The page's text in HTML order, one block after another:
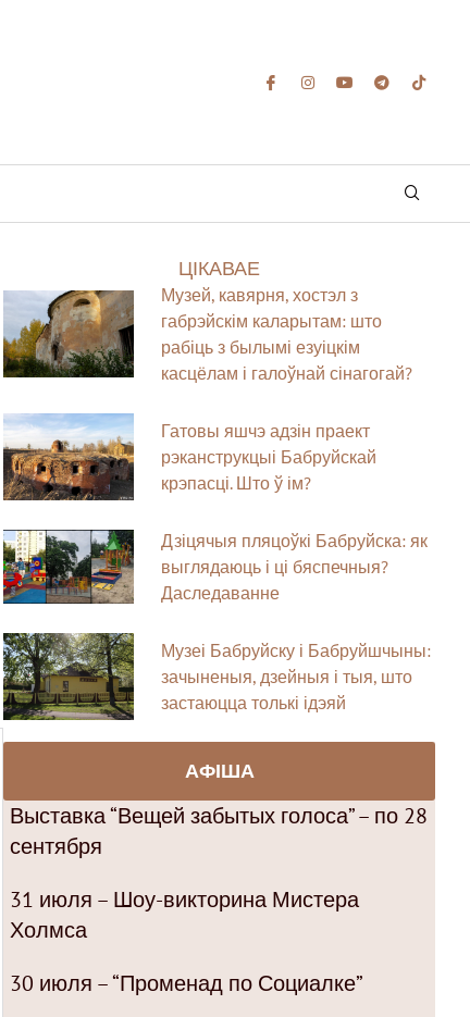
ЦІКАВАЕ
Музей, кавярня, хостэл з
габрэйскім каларытам: што
рабіць з былымі езуіцкім
касцёлам і галоўнай сінагогай?
Гатовы яшчэ адзін праект
рэканструкцыі Бабруйскай
крэпасці. Што ў ім?
Дзіцячыя пляцоўкі Бабруйска: як
выглядаюць і ці бяспечныя?
Даследаванне
Музеі Бабруйску і Бабруйшчыны:
зачыненыя, дзейныя і тыя, што
застаюцца толькі ідэяй
АФІША
Выставка “Вещей забытых голоса” – по 28
сентября
31 июля – Шоу-викторина Мистера
Холмса
30 июля – “Променад по Социалке”